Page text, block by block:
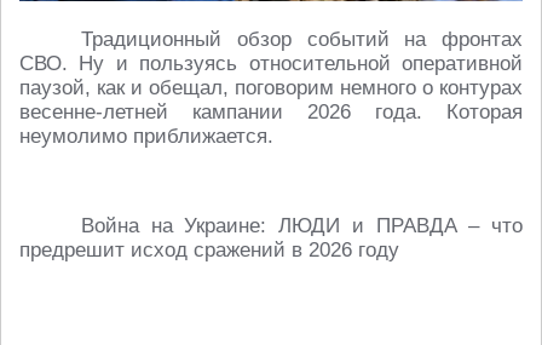
Традиционный обзор событий на фронтах
СВО. Ну и пользуясь относительной оперативной
паузой, как и обещал, поговорим немного о контурах
весенне-летней кампании 2026 года. Которая
неумолимо приближается.
Война на Украине: ЛЮДИ и ПРАВДА – что
предрешит исход сражений в 2026 году